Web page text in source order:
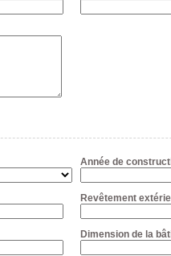
Année de
Revêtement
Dimension de la